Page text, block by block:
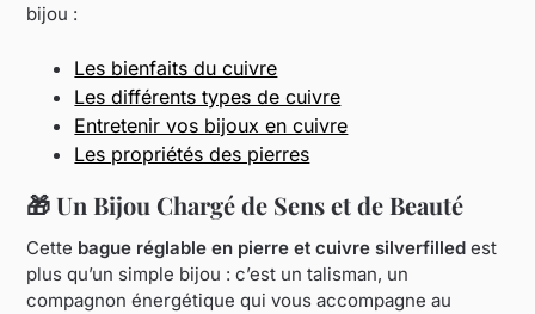
bijou :
Les bienfaits du cuivre
Les différents types de cuivre
Entretenir vos bijoux en cuivre
Les propriétés des pierres
🎁Un Bijou Chargé de Sens et de Beauté
Cette bague réglable en pierre et cuivre silverfilled est
plus qu’un simple bijou : c’est un talisman, un
compagnon énergétique qui vous accompagne au